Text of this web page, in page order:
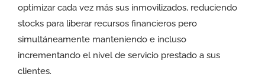
optimizar cada vez más sus inmovilizados, reduciendo
stocks para liberar recursos financieros pero
simultáneamente manteniendo e incluso
incrementando el nivel de servicio prestado a sus
clientes.